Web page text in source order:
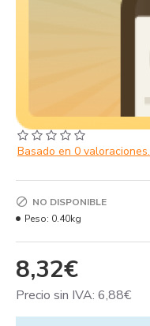
Basado en 0 valoraciones.
8,32€
Precio sin IVA: 6,88€
NO DISPONIBLE
Peso: 0.40kg